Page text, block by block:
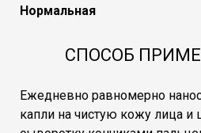
СПОСОБ
Ежедневно равномерно
капли на чистую кожу лица и
Нормальная